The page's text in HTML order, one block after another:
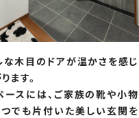
木目のドアが温かさを感じ
ます。
スには、ご家族の靴や小物
つでも片付いた美しい玄関を